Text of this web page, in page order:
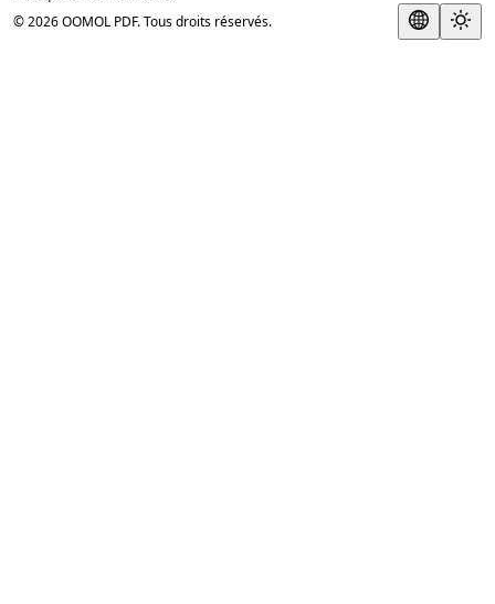
© 2026 OOMOL PDF. Tous droits réservés.